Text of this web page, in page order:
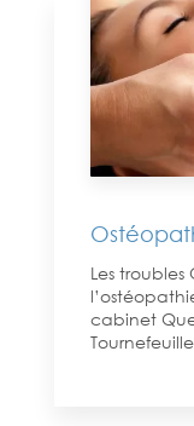
Les
cabinet